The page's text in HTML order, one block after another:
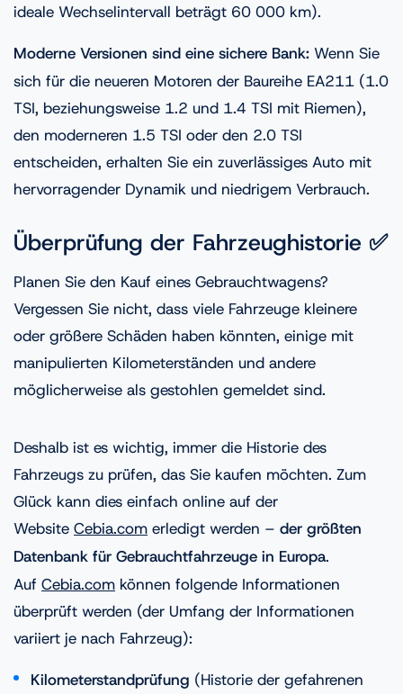
ideale Wechselintervall beträgt 60 000 km).
Moderne Versionen sind eine sichere Bank: Wenn Sie
sich für die neueren Motoren der Baureihe EA211 (1.0
TSI, beziehungsweise 1.2 und 1.4 TSI mit Riemen),
den moderneren 1.5 TSI oder den 2.0 TSI
entscheiden, erhalten Sie ein zuverlässiges Auto mit
hervorragender Dynamik und niedrigem Verbrauch.
Überprüfung der Fahrzeughistorie ✅
Planen Sie den Kauf eines Gebrauchtwagens?
Vergessen Sie nicht, dass viele Fahrzeuge kleinere
oder größere Schäden haben könnten, einige mit
manipulierten Kilometerständen und andere
möglicherweise als gestohlen gemeldet sind.
Deshalb ist es wichtig, immer die Historie des
Fahrzeugs zu prüfen, das Sie kaufen möchten. Zum
Glück kann dies einfach online auf der
Website Cebia.com erledigt werden – der größten
Datenbank für Gebrauchtfahrzeuge in Europa.
Auf Cebia.com können folgende Informationen
überprüft werden (der Umfang der Informationen
variiert je nach Fahrzeug):
Kilometerstandprüfung (Historie der gefahrenen